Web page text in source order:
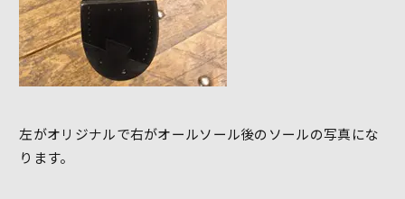
左がオリジナルで右がオールソール後のソールの写真にな
ります。